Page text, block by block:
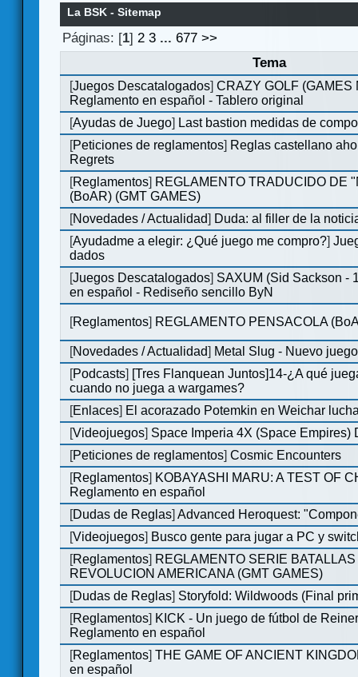
La BSK - Sitemap
Páginas: [1]2 3 ...677 >>
Tema
[Juegos Descatalogados]CRAZY GOLF (GAMES
Reglamento en español - Tablero original
[Ayudas de Juego] Last bastion medidas de
[Peticiones de reglamentos] Reglas castellano
Regrets
[Reglamentos] REGLAMENTO TRADUCIDO DE
(BoAR) (GMT GAMES)
[Novedades / Actualidad] Duda: al filler de la
[Ayudadme a elegir: ¿Qué juego me compro?]
dados
[Juegos Descatalogados] SAXUM (Sid Sackson -
en español - Rediseño sencillo ByN
[Reglamentos] REGLAMENTO PENSACOLA
[Novedades / Actualidad] Metal Slug - Nuevo
[Podcasts] [Tres Flanquean Juntos]14-¿A qué
cuando no juega a wargames?
[Enlaces] El acorazado Potemkin en Weichar
[Videojuegos] Space Imperia 4X (Space Empires)
[Peticiones de reglamentos]Cosmic Encounters
[Reglamentos] KOBAYASHI MARU: A TEST OF
Reglamento en español
[Dudas de Reglas]Advanced Heroquest:
[Videojuegos] Busco gente para jugar a PC y
[Reglamentos] REGLAMENTO SERIE
REVOLUCION AMERICANA (GMT GAMES)
[Dudas de Reglas] Storyfold: Wildwoods (Final
[Reglamentos] KICK - Un juego de fútbol de
Reglamento en español
[Reglamentos]THE GAME OF ANCIENT
en español